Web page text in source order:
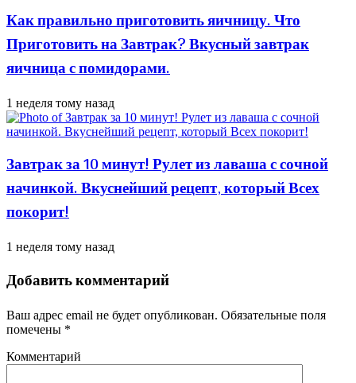
Как правильно приготовить яичницу. Что
Приготовить на Завтрак? Вкусный завтрак
яичница с помидорами.
1 неделя тому назад
Завтрак за 10 минут! Рулет из лаваша с сочной
начинкой. Вкуснейший рецепт, который Всех
покорит!
1 неделя тому назад
Добавить комментарий
Ваш адрес email не будет опубликован. Обязательные поля
помечены *
Комментарий